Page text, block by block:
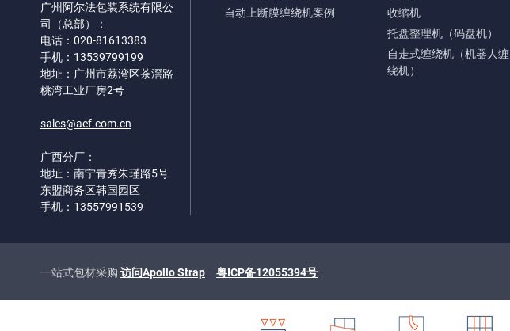
广州阿尔法包装系统有限公
司（总部）：
电话：020-81613383
手机：13539799199
地址：广州市荔湾区茶滘路
桃湾工业厂房2号
sales@aef.com.cn
广西分厂：
地址：南宁青秀朱瑾路5号
东盟商务区韩国园区
手机：13557991539
自动上断膜缠绕机案例
收缩机
托盘整理机（码盘机）
自走式缠绕机（机器人缠
绕机）
一站式包材采购 访问Apollo Strap 粤ICP备12055394号